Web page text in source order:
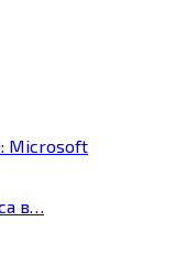
Microsoft
в…